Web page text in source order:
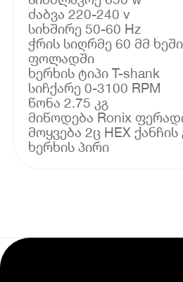
ძაბვა 220-240 v
სიხშირე 50-60 Hz
ჭრის სიღრმე 60 მმ
ფოლადში
ხერხის ტიპი T-shank
სიჩქარე 0-3100 RPM
წონა 2.75 კგ
მიწოდება Ronix
მოყვება 2ც HEX
ხერხის პირი